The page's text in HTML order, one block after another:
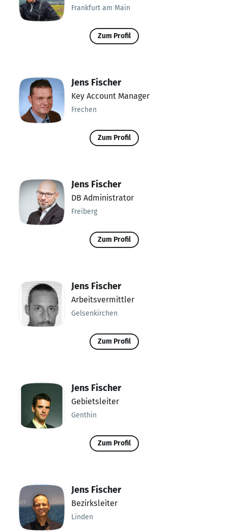
Frankfurt am Main
Zum Profil
Jens Fischer
Key Account Manager
Frechen
Zum Profil
Jens Fischer
DB Administrator
Freiberg
Zum Profil
Jens Fischer
Arbeitsvermittler
Gelsenkirchen
Zum Profil
Jens Fischer
Gebietsleiter
Genthin
Zum Profil
Jens Fischer
Bezirksleiter
Linden